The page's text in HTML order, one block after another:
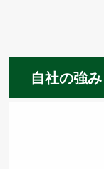
自社の強み